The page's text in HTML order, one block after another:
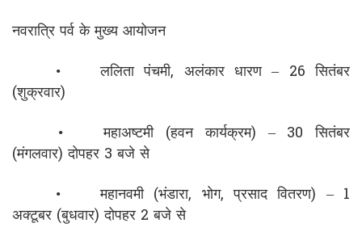
नवरात्रि पर्व के मुख्य आयोजन
•
ललिता पंचमी, अलंकार धारण – 26 सितंबर
(शुक्रवार)
•
महाअष्टमी (हवन कार्यक्रम) – 30 सितंबर
(मंगलवार) दोपहर 3 बजे से
•
महानवमी (भंडारा, भोग, प्रसाद वितरण) – 1
अक्टूबर (बुधवार) दोपहर 2 बजे से